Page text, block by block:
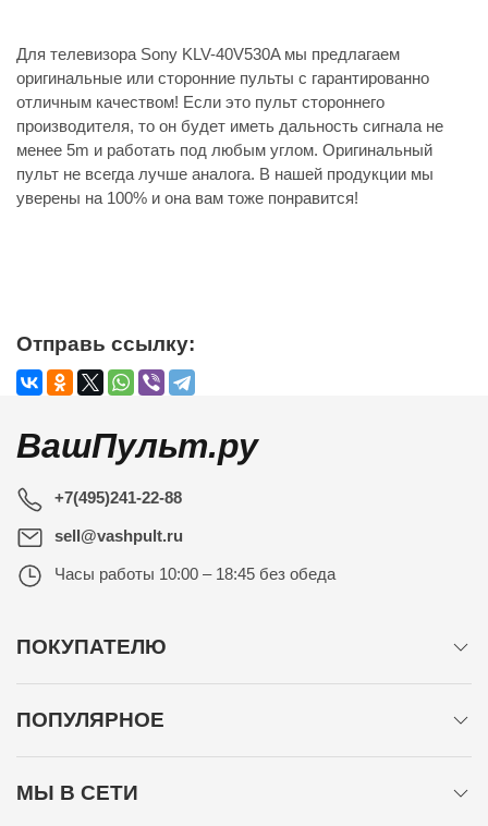
Для телевизора Sony KLV-40V530A мы предлагаем
оригинальные или сторонние пульты с гарантированно
отличным качеством! Если это пульт стороннего
производителя, то он будет иметь дальность сигнала не
менее 5m и работать под любым углом. Оригинальный
пульт не всегда лучше аналога. В нашей продукции мы
уверены на 100% и она вам тоже понравится!
Отправь ссылку:
ВашПульт.ру
+7(495)241-22-88
sell@vashpult.ru
Часы работы 10:00 – 18:45 без обеда
ПОКУПАТЕЛЮ
ПОПУЛЯРНОЕ
МЫ В СЕТИ